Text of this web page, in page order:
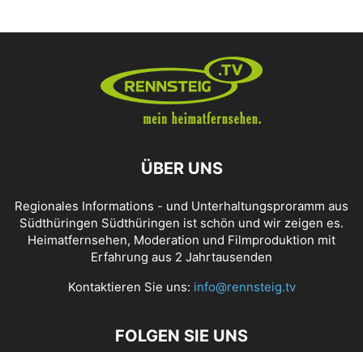
ÜBER UNS
Regionales Informations - und Unterhaltungsproramm aus
Südthüringen Südthüringen ist schön und wir zeigen es.
Heimatfernsehen, Moderation und Filmproduktion mit
Erfahrung aus 2 Jahrtausenden
Kontaktieren Sie uns: info@rennsteig.tv
FOLGEN SIE UNS